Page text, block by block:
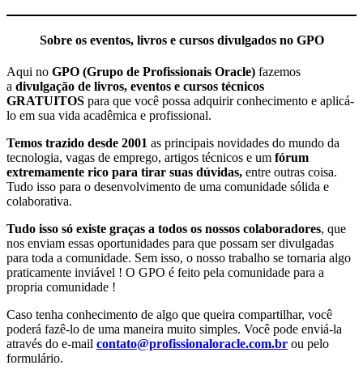
Sobre os eventos, livros e cursos divulgados no GPO
Aqui no GPO (Grupo de Profissionais Oracle) fazemos
a divulgação de livros, eventos e cursos técnicos
GRATUITOS para que você possa adquirir conhecimento e aplicá-
lo em sua vida acadêmica e profissional.
Temos trazido desde 2001 as principais novidades do mundo da
tecnologia, vagas de emprego, artigos técnicos e um fórum
extremamente rico para tirar suas dúvidas, entre outras coisa.
Tudo isso para o desenvolvimento de uma comunidade sólida e
colaborativa.
Tudo isso só existe graças a todos os nossos colaboradores, que
nos enviam essas oportunidades para que possam ser divulgadas
para toda a comunidade. Sem isso, o nosso trabalho se tornaria algo
praticamente inviável ! O GPO é feito pela comunidade para a
propria comunidade !
Caso tenha conhecimento de algo que queira compartilhar, você
poderá fazê-lo de uma maneira muito simples. Você pode enviá-la
através do e-mail contato@profissionaloracle.com.br ou pelo
formulário.